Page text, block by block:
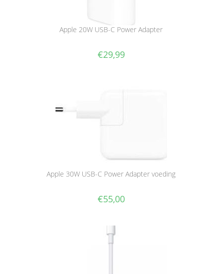
Apple 20W USB-C Power Adapter
€29,99
Apple 30W USB-C Power Adapter voeding
€55,00